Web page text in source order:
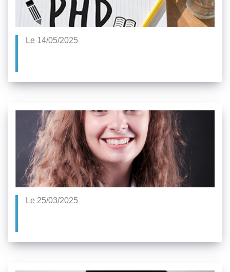
Le 14/05/2025
Le 25/03/2025